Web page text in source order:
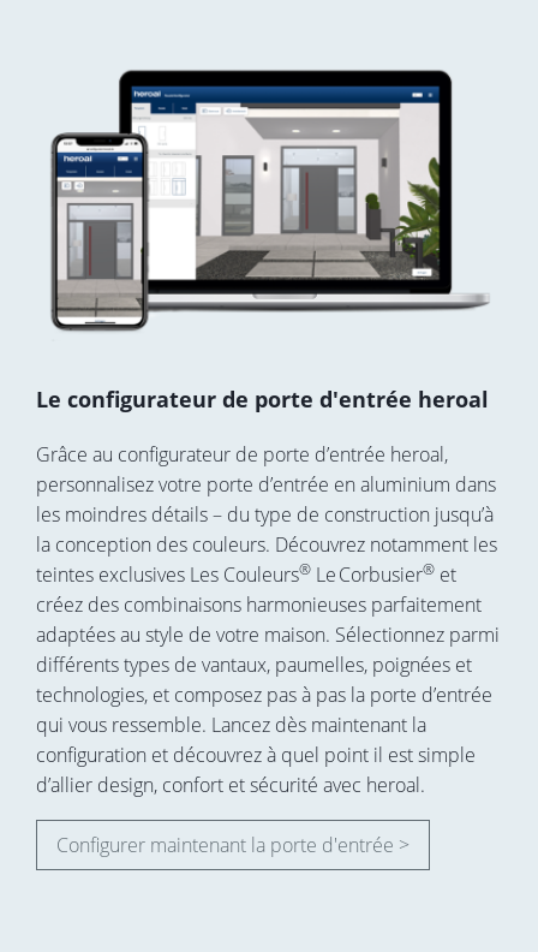
Le configurateur de porte d'entrée heroal
Grâce au configurateur de porte d’entrée heroal,
personnalisez votre porte d’entrée en aluminium dans
les moindres détails – du type de construction jusqu’à
la conception des couleurs. Découvrez notamment les
teintes exclusives Les Couleurs® Le Corbusier® et
créez des combinaisons harmonieuses parfaitement
adaptées au style de votre maison. Sélectionnez parmi
différents types de vantaux, paumelles, poignées et
technologies, et composez pas à pas la porte d’entrée
qui vous ressemble. Lancez dès maintenant la
configuration et découvrez à quel point il est simple
d’allier design, confort et sécurité avec heroal.
Configurer maintenant la porte d'entrée >